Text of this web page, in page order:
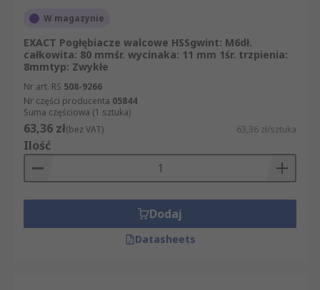
W magazynie
EXACT Pogłębiacze walcowe HSSgwint: M6dł.
całkowita: 80 mmśr. wycinaka: 11 mm 1śr. trzpienia:
8mmtyp: Zwykłe
Nr art. RS 508-9266
Nr części producenta 05844
Suma częściowa (1 sztuka)
63,36 zł(bez VAT) 63,36 zł/sztuka
Ilość
Dodaj
Datasheets